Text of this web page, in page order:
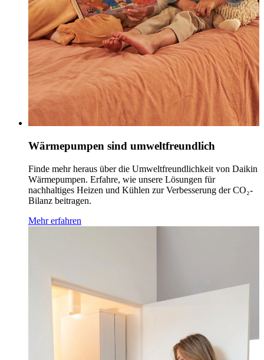
Wärmepumpen sind umweltfreundlich
Finde mehr heraus über die Umweltfreundlichkeit von Daikin
Wärmepumpen. Erfahre, wie unsere Lösungen für
nachhaltiges Heizen und Kühlen zur Verbesserung der CO₂-
Bilanz beitragen.
Mehr erfahren